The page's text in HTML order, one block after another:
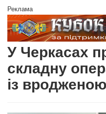
Реклама
У Черкасах
складну
із